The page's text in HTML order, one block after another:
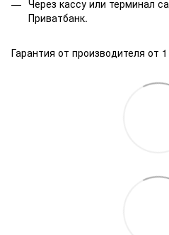
Через кассу или терминал
Приватбанк.
Гарантия от производителя от